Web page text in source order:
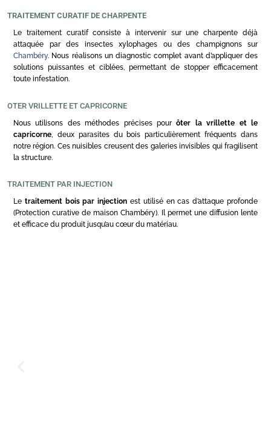
TRAITEMENT CURATIF DE CHARPENTE
Le traitement curatif consiste à intervenir sur une charpente déjà
attaquée par des insectes xylophages ou des champignons sur
Chambéry. Nous réalisons un diagnostic complet avant d’appliquer des
solutions puissantes et ciblées, permettant de stopper efficacement
toute infestation.
OTER VRILLETTE ET CAPRICORNE
Nous utilisons des méthodes précises pourôter la vrillette et le
capricorne , deux parasites du bois particulièrement fréquents dans
notre région. Ces nuisibles creusent des galeries invisibles qui fragilisent
la structure.
TRAITEMENT PAR INJECTION
Le traitement bois par injection est utilisé en cas d’attaque profonde
(Protection curative de maison Chambéry). Il permet une diffusion lente
et efficace du produit jusqu’au cœur du matériau.